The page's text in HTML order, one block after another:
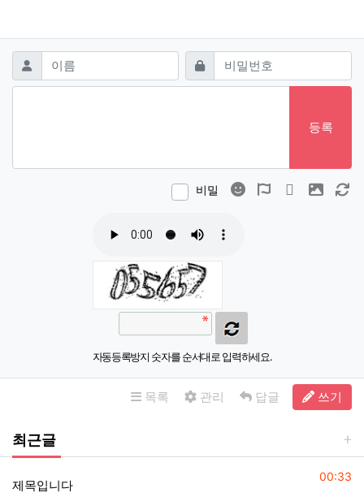
댓글쓰기
이름 필수 비밀번호필수
등록
비밀 이모티콘폰트어썸
동영상 이미지
자동등록방지 숫자를 순서대로 입력하세요.
목록 관리 답글 쓰기
최근글
등록일
00:33
제목입니다